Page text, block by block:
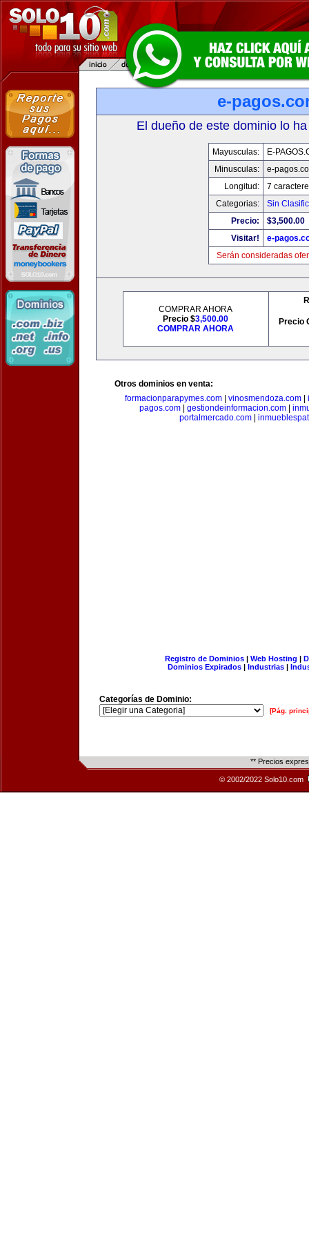
e-
El dueño de este dominio lo
Mayusculas:
E-
Minusculas:
e-
Longitud:
7
Categorias:
Sin
Precio:
$3,500.00
Visitar!
e-
Serán consideradas
COMPRAR AHORA
Precio $3,500.00
COMPRAR AHORA
Precio
Otros dominios en venta:
formacionparapymes.com| vinosmendoza.com|
pagos.com| gestiondeinformacion.com|
portalmercado.com
Registro de Dominios| Web Hosting |
Dominios Expirados | Industrias |
Categorías de Dominio:
[Pág.
** Precios
© 2002/2022 Solo10.com